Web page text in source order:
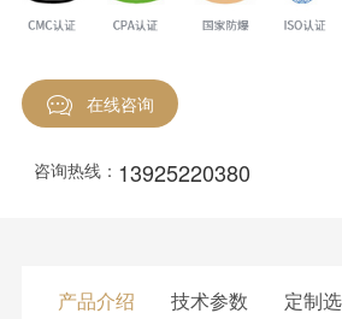
在线咨询
咨询热线： 13925220380
产品介绍 技术参数 定制